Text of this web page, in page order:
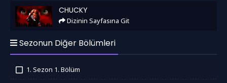
Chucky CHUCKY
Dizinin Sayfasına Git
Sezonun Diğer Bölümleri
1. Sezon 1. Bölüm